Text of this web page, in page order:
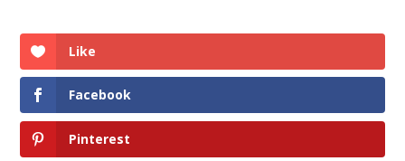
Like
Facebook
Pinterest